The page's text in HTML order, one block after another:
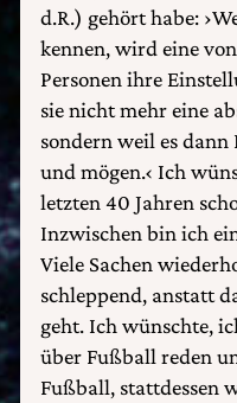
d.R.) gehört habe:
kennen, wird eine
Personen ihre
sie nicht mehr eine
sondern weil es dann
und mögen.‹ Ich
letzten 40 Jahren
Inzwischen bin ich
Viele Sachen
schleppend, anstatt
geht. Ich wünschte,
über Fußball reden
Fußball, stattdessen